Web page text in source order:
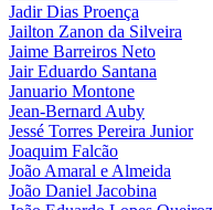
Jadir Dias Proença
Jailton Zanon da Silveira
Jaime Barreiros Neto
Jair Eduardo Santana
Januario Montone
Jean-Bernard Auby
Jessé Torres Pereira Junior
Joaquim Falcão
João Amaral e Almeida
João Daniel Jacobina